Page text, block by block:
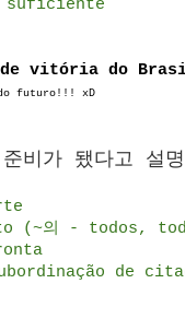
suficiente
de vitória do
futuro!!! xD
비가 됐다고 설
(~의 - todos,
de